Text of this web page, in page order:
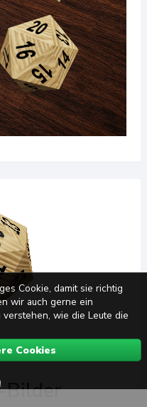
Bilder
Cookie, damit sie richtig
wir auch gerne ein
wie die Leute die
Cookies